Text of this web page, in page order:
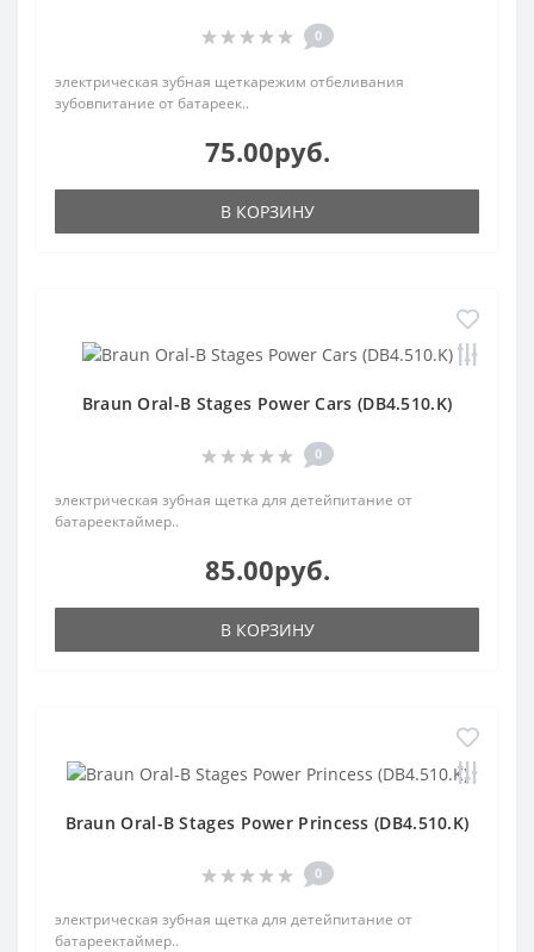
0
электрическая зубная щеткарежим отбеливания
зубовпитание от батареек..
75.00руб.
В КОРЗИНУ
Braun Oral-B Stages Power Cars (DB4.510.K)
0
электрическая зубная щетка для детейпитание от
батареектаймер..
85.00руб.
В КОРЗИНУ
Braun Oral-B Stages Power Princess (DB4.510.K)
0
электрическая зубная щетка для детейпитание от
батареектаймер..